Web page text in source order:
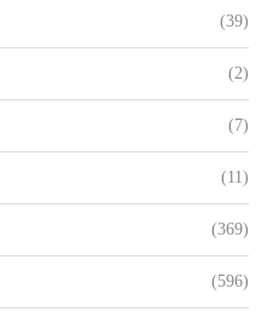
(39)
(2)
(7)
(11)
(369)
(596)